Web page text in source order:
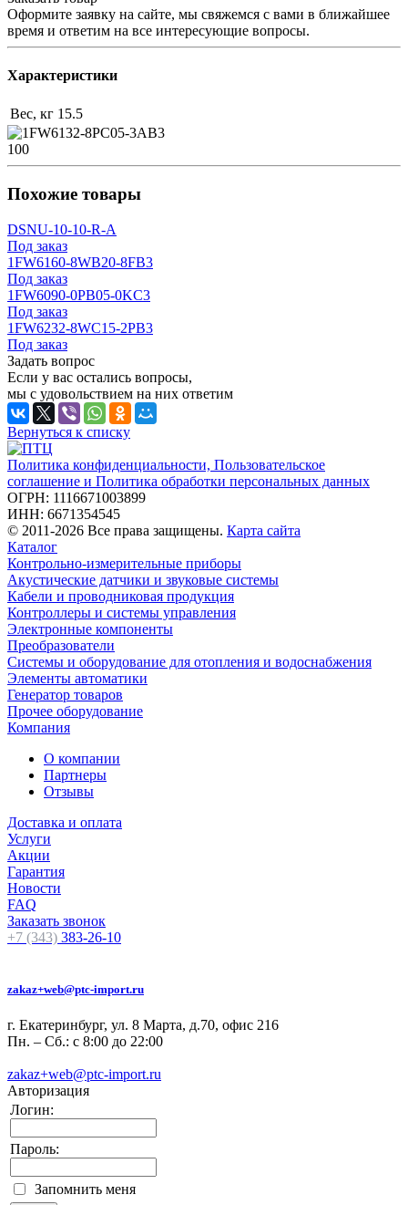
Оформите заявку на сайте, мы свяжемся с вами в ближайшее
время и ответим на все интересующие вопросы.
Характеристики
Вес, кг 15.5
100
Похожие товары
DSNU-10-10-R-A
Под заказ
1FW6160-8WB20-8FB3
Под заказ
1FW6090-0PB05-0KC3
Под заказ
1FW6232-8WC15-2PB3
Под заказ
Задать вопрос
Если у вас остались вопросы,
мы с удовольствием на них ответим
Вернуться к списку
Политика конфиденциальности, Пользовательское
соглашение и Политика обработки персональных данных
ОГРН: 1116671003899
ИНН: 6671354545
© 2011-2026 Все права защищены. Карта сайта
Каталог
Контрольно-измерительные приборы
Акустические датчики и звуковые системы
Кабели и проводниковая продукция
Контроллеры и системы управления
Электронные компоненты
Преобразователи
Системы и оборудование для отопления и водоснабжения
Элементы автоматики
Генератор товаров
Прочее оборудование
Компания
О компании
Партнеры
Отзывы
Доставка и оплата
Услуги
Акции
Гарантия
Новости
FAQ
Заказать звонок
+7 (343) 383-26-10
zakaz+web@ptc-import.ru
г. Екатеринбург, ул. 8 Марта, д.70, офис 216
Пн. – Сб.: с 8:00 до 22:00
zakaz+web@ptc-import.ru
Авторизация
Логин:
Пароль:
Запомнить меня